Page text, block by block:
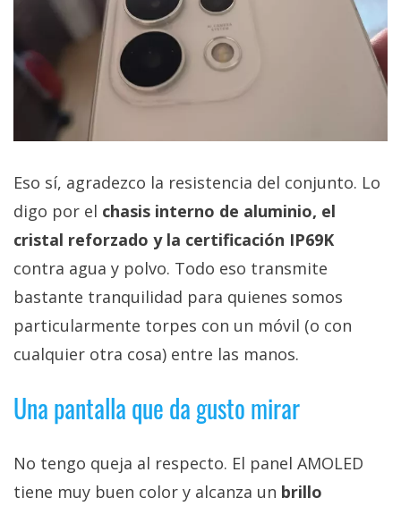
Eso sí, agradezco la resistencia del conjunto. Lo
digo por el chasis interno de aluminio, el
cristal reforzado y la certificación IP69K
contra agua y polvo. Todo eso transmite
bastante tranquilidad para quienes somos
particularmente torpes con un móvil (o con
cualquier otra cosa) entre las manos.
Una pantalla que da gusto mirar
No tengo queja al respecto. El panel AMOLED
tiene muy buen color y alcanza un brillo